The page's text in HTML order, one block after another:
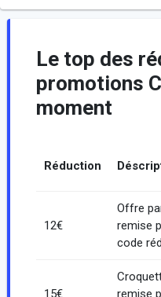
Le top des
promotions
moment
Réduction
12€
Offre
remise
code
15€
remise